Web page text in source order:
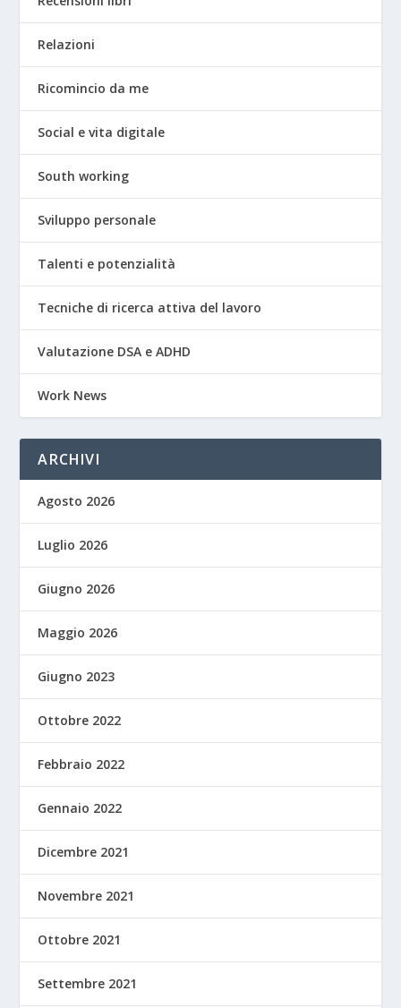
Relazioni
Ricomincio da me
Social e vita digitale
South working
Sviluppo personale
Talenti e potenzialità
Tecniche di ricerca attiva del lavoro
Valutazione DSA e ADHD
Work News
ARCHIVI
Agosto 2026
Luglio 2026
Giugno 2026
Maggio 2026
Giugno 2023
Ottobre 2022
Febbraio 2022
Gennaio 2022
Dicembre 2021
Novembre 2021
Ottobre 2021
Settembre 2021